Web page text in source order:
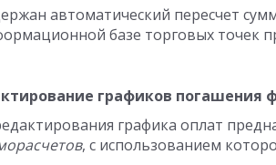
автоматический пересчет
базе торговых точек
графиков погашения
графика оплат
, с использованием